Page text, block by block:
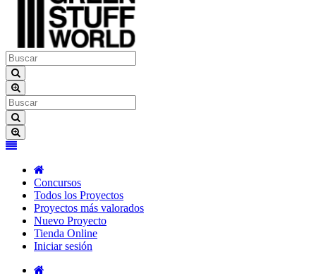
Concursos
Todos los Proyectos
Proyectos más valorados
Nuevo Proyecto
Tienda Online
Iniciar sesión